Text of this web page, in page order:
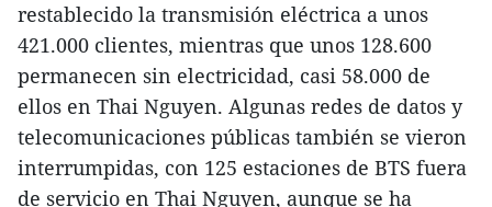
restablecido la transmisión eléctrica a unos
421.000 clientes, mientras que unos 128.600
permanecen sin electricidad, casi 58.000 de
ellos en Thai Nguyen. Algunas redes de datos y
telecomunicaciones públicas también se vieron
interrumpidas, con 125 estaciones de BTS fuera
de servicio en Thai Nguyen, aunque se ha